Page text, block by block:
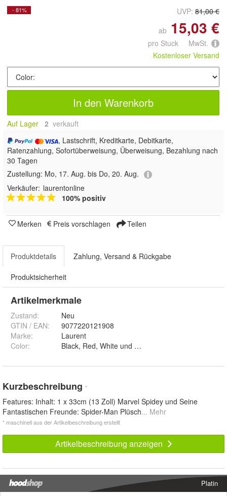
- 81% UVP: 81,00 €
ab 15,03 €
pro Stuck MwSt.
Kostenloser Versand
In den Warenkorb
Auf Lager 2 verkauft
, Lastschrift, Kreditkarte, Debitkarte,
Ratenzahlung, Sofortüberweisung, Überweisung, Bezahlung nach
30 Tagen
Zustellung: Mo, 17. Aug. bis Do, 20. Aug.
Verkäufer: laurentonline
100% positiv
Merken Preis vorschlagen Teilen
Produktdetails Zahlung, Versand & Rückgabe
Produktsicherheit
Artikelmerkmale
Zustand:
Neu
GTIN / EAN:
9077220121908
Marke:
Laurent
Color: Black, Red, White und 3PCS
Kurzbeschreibung *
Features: Inhalt: 1 x 33cm (13 Zoll) Marvel Spidey und Seine
Fantastischen Freunde: Spider-Man Plüsch... Mehr
* maschinell aus der Artikelbeschreibung erstellt
Artikelbeschreibung anzeigen
Platin